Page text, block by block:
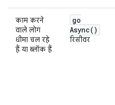
काम करने
वाले लोग
धीमा चल रहे
हैं या ब्लॉक हैं
go
Async( )
रिसीवर